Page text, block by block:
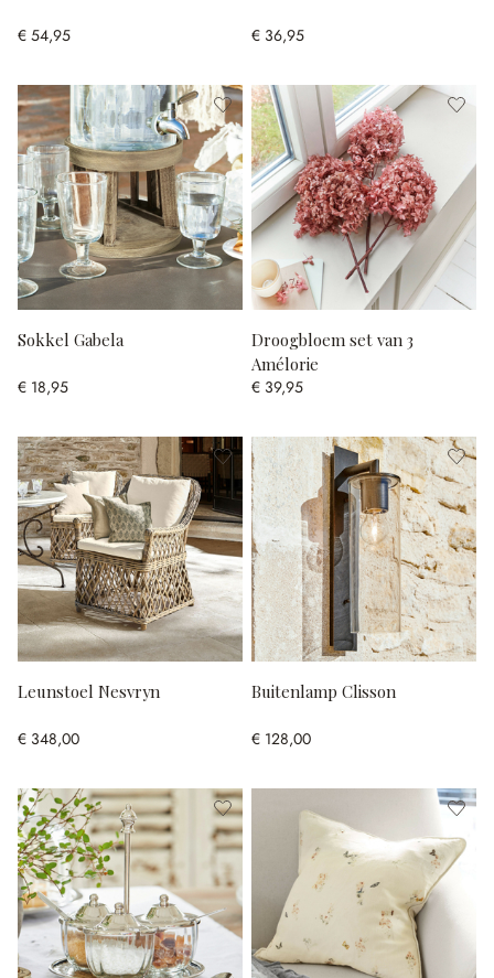
€ 54,95 € 36,95
Sokkel Gabela
€ 18,95
Droogbloem set van 3
Amélorie
€ 39,95
Leunstoel Nesvryn
€ 348,00
Buitenlamp Clisson
€ 128,00